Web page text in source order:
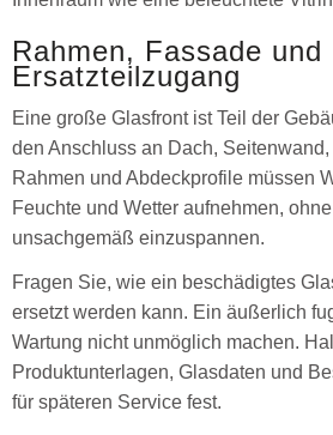
Rahmen, Fassade und
Ersatzteilzugang
Eine große Glasfront ist Teil der
den Anschluss an Dach,
Rahmen und Abdeckprofile müssen
Feuchte und Wetter aufnehmen,
unsachgemäß einzuspannen.
Fragen Sie, wie ein beschädigtes
ersetzt werden kann. Ein äußerlich
Wartung nicht unmöglich machen.
Produktunterlagen, Glasdaten und
für späteren Service fest.